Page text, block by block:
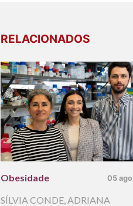
RELACIONADOS
Obesidade 05
SÍLVIA CONDE,ADRIANA